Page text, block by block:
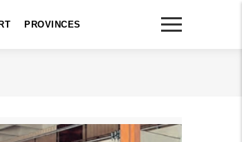
PROVINCES